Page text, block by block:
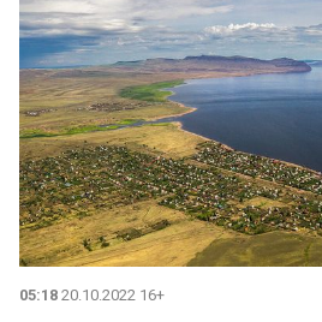
05:18 20.10.2022 16+